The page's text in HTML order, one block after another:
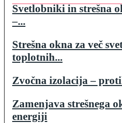
Svetlobniki in strešna
–...
Strešna okna za več
toplotnih...
Zvočna izolacija –
Zamenjava strešnega
energiji